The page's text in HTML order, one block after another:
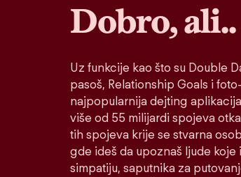
Dobro, ali..
Uz funkcije kao što su Double
pasoš, Relationship Goals i
najpopularnija dejting
više od 55 milijardi spojeva
tih spojeva krije se stvarna
gde ideš da upoznaš ljude
simpatiju, saputnika za